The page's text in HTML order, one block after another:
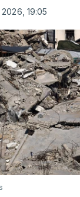
19:05